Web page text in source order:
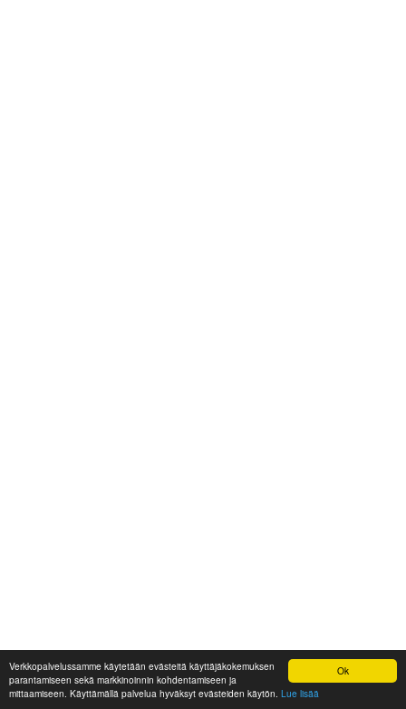
Ok
Verkkopalvelussamme käytetään evästeitä käyttäjäkokemuksen
parantamiseen sekä markkinoinnin kohdentamiseen ja
mittaamiseen. Käyttämällä palvelua hyväksyt evästeiden käytön. Lue lisää